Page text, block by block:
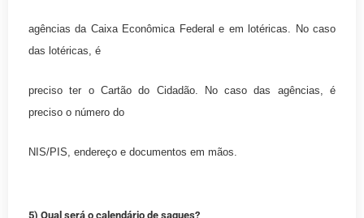
agências da Caixa Econômica Federal e em lotéricas. No caso
das lotéricas, é
preciso ter o Cartão do Cidadão. No caso das agências, é
preciso o número do
NIS/PIS, endereço e documentos em mãos.
5) Qual será o calendário de saques?